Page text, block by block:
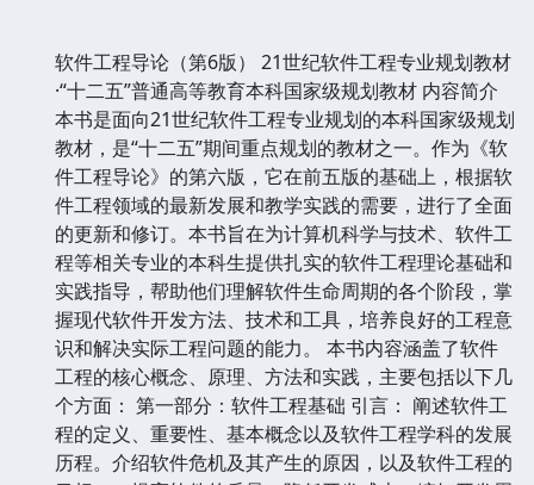
软件工程导论（第6版） 21世纪软件工程专业规划教材
·“十二五”普通高等教育本科国家级规划教材 内容简介
本书是面向21世纪软件工程专业规划的本科国家级规划
教材，是“十二五”期间重点规划的教材之一。作为《软
件工程导论》的第六版，它在前五版的基础上，根据软
件工程领域的最新发展和教学实践的需要，进行了全面
的更新和修订。本书旨在为计算机科学与技术、软件工
程等相关专业的本科生提供扎实的软件工程理论基础和
实践指导，帮助他们理解软件生命周期的各个阶段，掌
握现代软件开发方法、技术和工具，培养良好的工程意
识和解决实际工程问题的能力。 本书内容涵盖了软件
工程的核心概念、原理、方法和实践，主要包括以下几
个方面： 第一部分：软件工程基础 引言： 阐述软件工
程的定义、重要性、基本概念以及软件工程学科的发展
历程。介绍软件危机及其产生的原因，以及软件工程的